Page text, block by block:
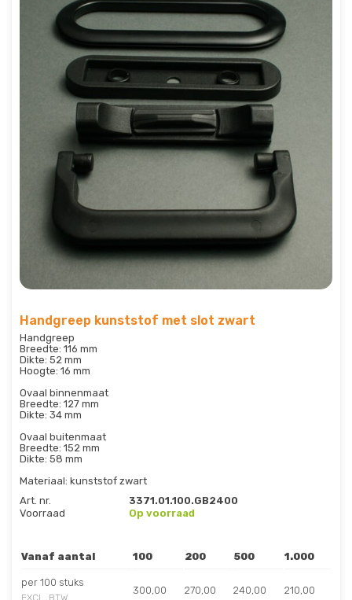
Handgreep kunststof met slot zwart
Handgreep
Breedte: 116 mm
Dikte: 52 mm
Hoogte: 16 mm
Ovaal binnenmaat
Breedte: 127 mm
Dikte: 34 mm
Ovaal buitenmaat
Breedte: 152 mm
Dikte: 58 mm
Materiaal: kunststof zwart
Art. nr.
3371.01.100.GB2400
Voorraad
Op voorraad
Vanaf aantal 100 200 500 1.000
per 100 stuks
EXCL. BTW
300,00 270,00 240,00 210,00